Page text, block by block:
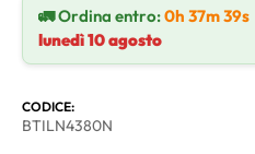
🚛 Ordina entro:0h 37m 39s
lunedì 10 agosto
CODICE:
BTILN4380N